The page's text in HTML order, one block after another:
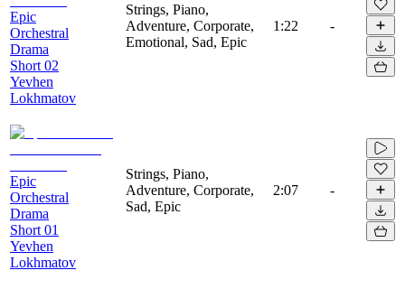
Epic
Orchestral
Drama
Short 02
Yevhen
Lokhmatov
Strings, Piano,
Adventure, Corporate,
Emotional, Sad, Epic
1:22 -
Epic
Orchestral
Drama
Short 01
Yevhen
Lokhmatov
Strings, Piano,
Adventure, Corporate,
Sad, Epic
2:07 -